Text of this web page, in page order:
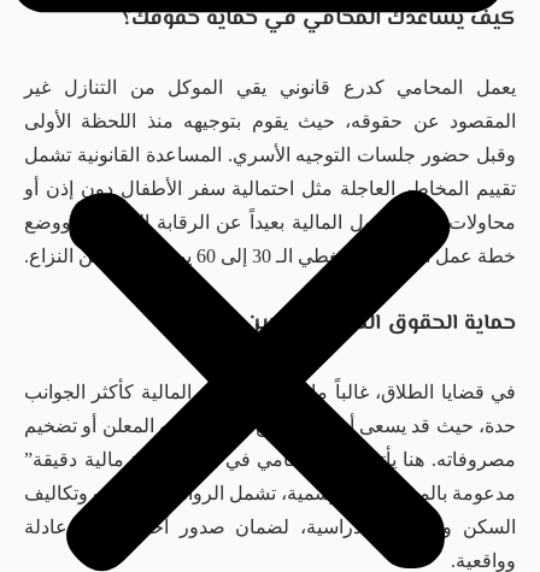
كيف يساعدك المحامي في حماية حقوقك؟
يعمل المحامي كدرع قانوني يقي الموكل من التنازل غير
المقصود عن حقوقه، حيث يقوم بتوجيهه منذ اللحظة الأولى
وقبل حضور جلسات التوجيه الأسري. المساعدة القانونية تشمل
تقييم المخاطر العاجلة مثل احتمالية سفر الأطفال دون إذن أو
محاولات نقل الأصول المالية بعيداً عن الرقابة القضائية، ووضع
خطة عمل استراتيجية تغطي الـ 30 إلى 60 يوماً الأولى من النزاع.
حماية الحقوق المالية للزوجين
في قضايا الطلاق، غالباً ما تبرز النزاعات المالية كأكثر الجوانب
حدة، حيث قد يسعى أحد الطرفين لتقليل دخله المعلن أو تضخيم
مصروفاته. هنا يأتي دور المحامي في بناء “صورة مالية دقيقة”
مدعومة بالمستندات الرسمية، تشمل الرواتب والبدلات وتكاليف
السكن والرسوم الدراسية، لضمان صدور أحكام نفقة عادلة
وواقعية.